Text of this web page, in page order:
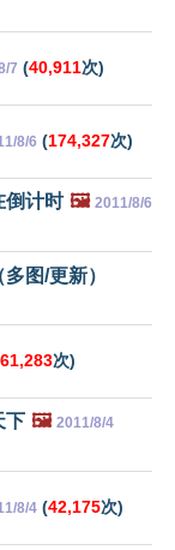
7 (40,911次)
8/6 (174,327次)
倒计时 🖼️ 2011/8/6
图/更新）
次)
下 🖼️ 2011/8/4
8/4 (42,175次)